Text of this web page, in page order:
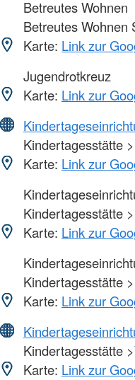
Betreutes Wohnen
Betreutes Wohnen
Karte: Link zur
Jugendrotkreuz
Karte: Link zur
Kindertagesstätte
Karte: Link zur
Kindertagesstätte
Karte: Link zur
Kindertagesstätte
Karte: Link zur
Kindertagesstätte
Karte: Link zur